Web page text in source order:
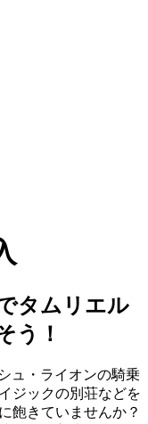
タムリエル
う！
ュ・ライオンの騎乗
ジックの別荘などを
飽きていませんか？